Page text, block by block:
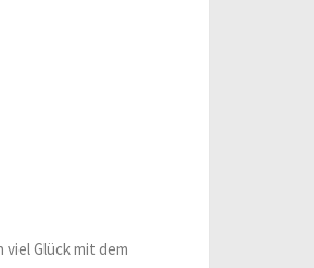
Glück mit dem